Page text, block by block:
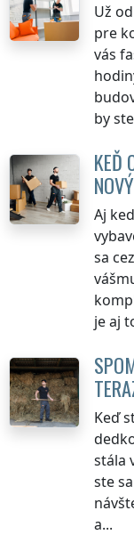
Už
pre
vás
by
KEĎ
Aj
sa
je aj
Keď
stála
ste
a...